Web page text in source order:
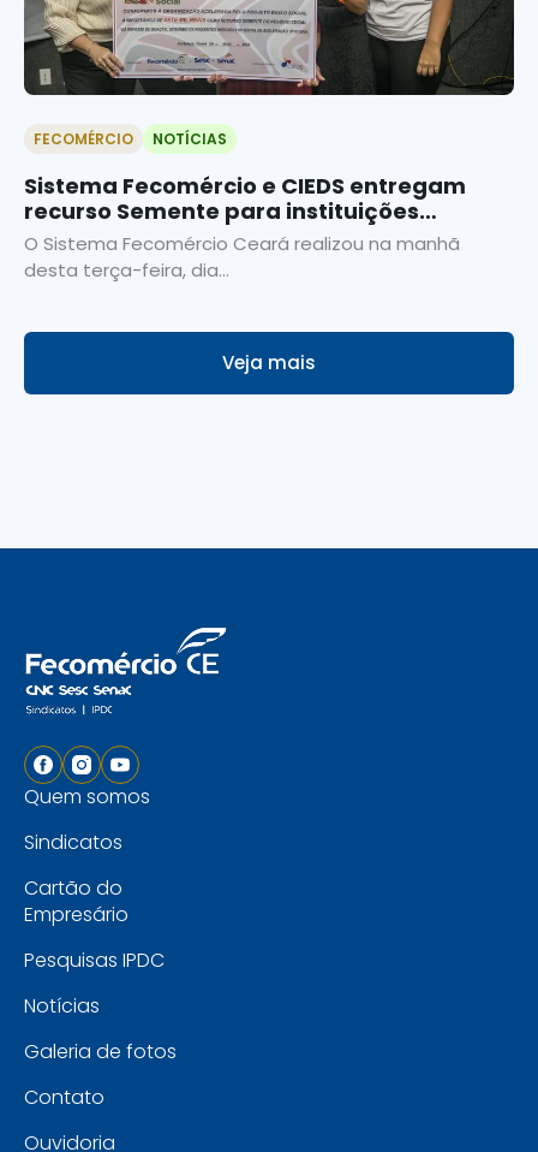
FECOMÉRCIO NOTÍCIAS
Sistema Fecomércio e CIEDS entregam
recurso Semente para instituições
participantes do Baião Social
O Sistema Fecomércio Ceará realizou na manhã
desta terça-feira, dia...
Veja mais
Quem somos
Sindicatos
Cartão do
Empresário
Pesquisas IPDC
Notícias
Galeria de fotos
Contato
Ouvidoria